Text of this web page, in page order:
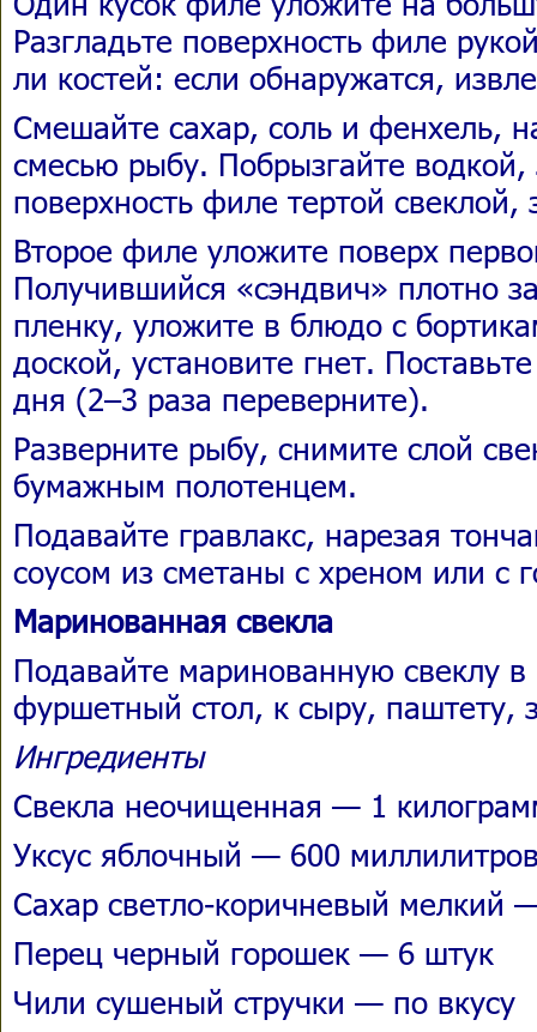
Разгладьте поверхность филе
ли костей: если обнаружатся,
Смешайте сахар, соль и фенхель,
смесью рыбу. Побрызгайте водкой,
поверхность филе тертой свеклой,
Второе филе уложите поверх
Получившийся «сэндвич» плотно
пленку, уложите в блюдо с
доской, установите гнет.
дня (2–3 раза переверните).
Разверните рыбу, снимите слой
бумажным полотенцем.
Подавайте гравлакс, нарезая
соусом из сметаны с хреном или с
Маринованная свекла
Подавайте маринованную свеклу в
фуршетный стол, к сыру, паштету,
Ингредиенты
Свекла неочищенная — 1
Уксус яблочный — 600
Сахар светло-коричневый мелкий
Перец черный горошек — 6 штук
Чили сушеный стручки — по вкусу